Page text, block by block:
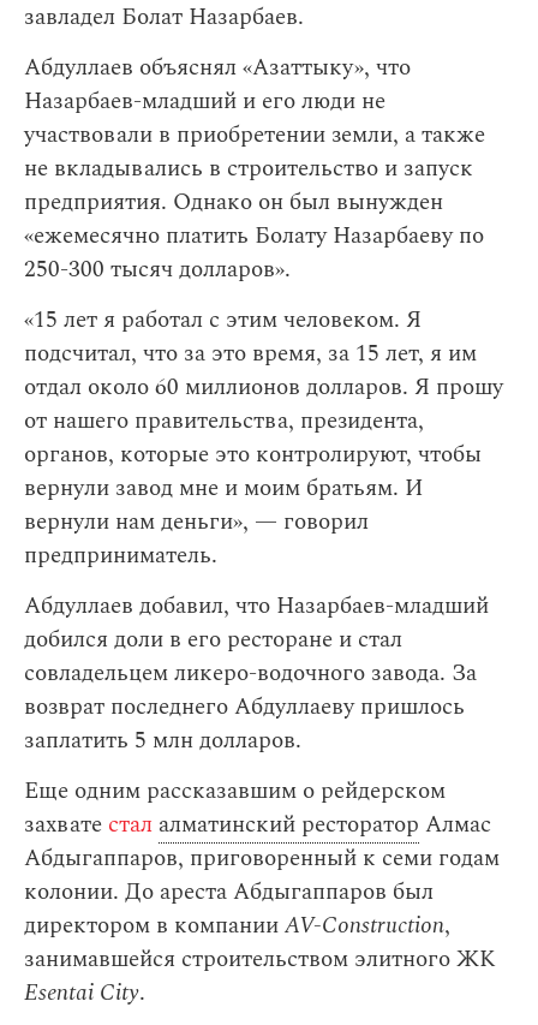
завладел Болат Назарбаев.
Абдуллаев объяснял «Азаттыку», что
Назарбаев-младший и его люди не
участвовали в приобретении земли, а также
не вкладывались в строительство и запуск
предприятия. Однако он был вынужден
«ежемесячно платить Болату Назарбаеву по
250-300 тысяч долларов».
«15 лет я работал с этим человеком. Я
подсчитал, что за это время, за 15 лет, я им
отдал около 60 миллионов долларов. Я прошу
от нашего правительства, президента,
органов, которые это контролируют, чтобы
вернули завод мне и моим братьям. И
вернули нам деньги», — говорил
предприниматель.
Абдуллаев добавил, что Назарбаев-младший
добился доли в его ресторане и стал
совладельцем ликеро-водочного завода. За
возврат последнего Абдуллаеву пришлось
заплатить 5 млн долларов.
Еще одним рассказавшим о рейдерском
захвате стал алматинский ресторатор Алмас
Абдыгаппаров, приговоренный к семи годам
колонии. До ареста Абдыгаппаров был
директором в компанииAV-Construction,
занимавшейся строительством элитного ЖК
Esentai City.